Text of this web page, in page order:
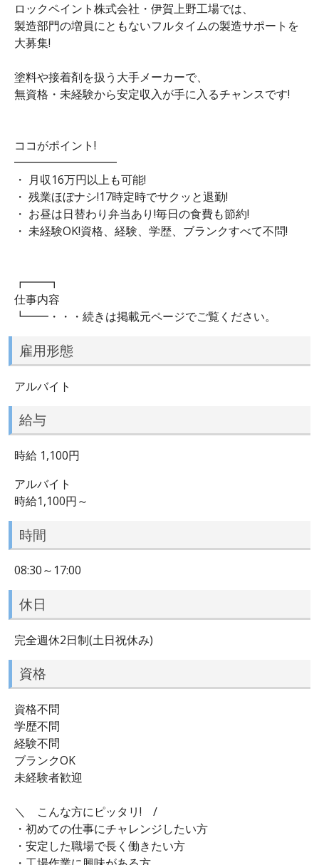
ロックペイント株式会社・伊賀上野工場では、
製造部門の増員にともないフルタイムの製造サポートを
大募集!
塗料や接着剤を扱う大手メーカーで、
無資格・未経験から安定収入が手に入るチャンスです!
ココがポイント!
━━━━━━━━━
・ 月収16万円以上も可能!
・ 残業ほぼナシ!17時定時でサクッと退勤!
・ お昼は日替わり弁当あり!毎日の食費も節約!
・ 未経験OK!資格、経験、学歴、ブランクすべて不問!
┏━━┓
仕事内容
┗━━・・・続きは掲載元ページでご覧ください。
雇用形態
アルバイト
給与
時給 1,100円
アルバイト
時給1,100円～
時間
08:30～17:00
休日
完全週休2日制(土日祝休み)
資格
資格不問
学歴不問
経験不問
ブランクOK
未経験者歓迎
＼ こんな方にピッタリ! /
・初めての仕事にチャレンジしたい方
・安定した職場で長く働きたい方